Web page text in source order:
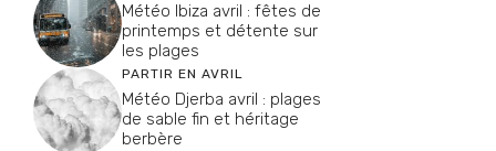
Météo Ibiza avril : fêtes de
printemps et détente sur
les plages
PARTIR EN AVRIL
Météo Djerba avril : plages
de sable fin et héritage
berbère